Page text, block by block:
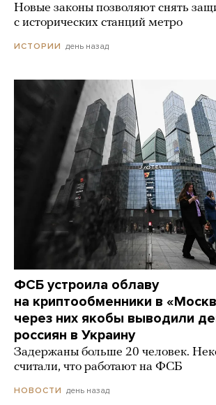
Новые законы позволяют снять
с исторических станций метро
ИСТОРИИ день назад
ФСБ устроила облаву
на криптообменники в
через них якобы выводили
россиян в Украину
Задержаны больше 20 человек.
считали, что работают на ФСБ
НОВОСТИ день назад